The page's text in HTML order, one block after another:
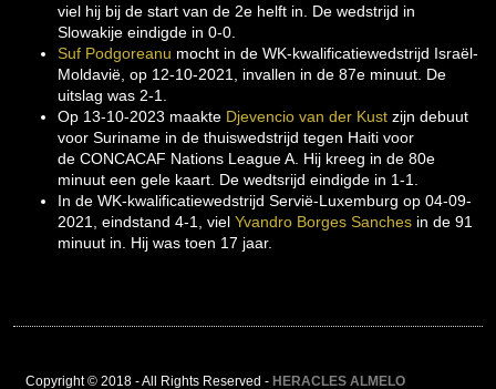
viel hij bij de start van de 2e helft in. De wedstrijd in
Slowakije eindigde in 0-0.
Suf Podgoreanu mocht in de WK-kwalificatiewedstrijd Israël-
Moldavië, op 12-10-2021, invallen in de 87e minuut. De
uitslag was 2-1.
Op 13-10-2023 maakte Djevencio van der Kust zijn debuut
voor Suriname in de thuiswedstrijd tegen Haiti voor
de CONCACAF Nations League A. Hij kreeg in de 80e
minuut een gele kaart. De wedtsrijd eindigde in 1-1.
In de WK-kwalificatiewedstrijd Servië-Luxemburg op 04-09-
2021, eindstand 4-1, viel Yvandro Borges Sanches in de 91
minuut in. Hij was toen 17 jaar.
Copyright © 2018 - All Rights Reserved - HERACLES ALMELO